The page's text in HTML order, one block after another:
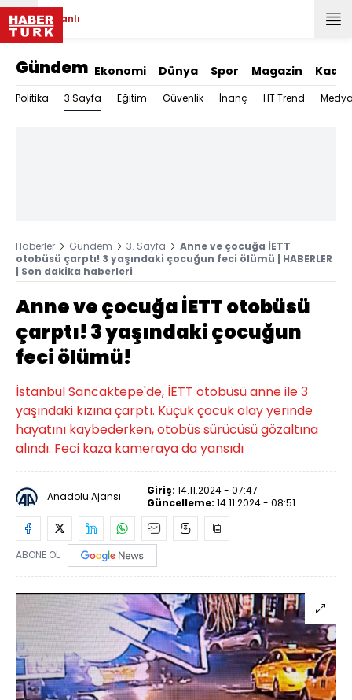
Canlı
Gündem Ekonomi Dünya Spor Magazin Kadın
Politika 3.Sayfa Eğitim Güvenlik İnanç HT Trend
Haberler Gündem 3. Sayfa
Anne ve çocuğa İETT
otobüsü çarptı! 3 yaşındaki çocuğun feci ölümü | HABERLER
| Son dakika haberleri
Anne ve çocuğa İETT otobüsü
çarptı! 3 yaşındaki çocuğun
feci ölümü!
İstanbul Sancaktepe'de, İETT otobüsü anne ile 3
yaşındaki kızına çarptı. Küçük çocuk olay yerinde
hayatını kaybederken, otobüs sürücüsü gözaltına
alındı. Feci kaza kameraya da yansıdı
Anadolu Ajansı Giriş: 14.11.2024 - 07:47
Güncelleme: 14.11.2024 - 08:51
ABONE OL